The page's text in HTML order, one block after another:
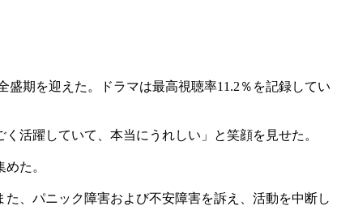
期を迎えた。ドラマは最高視聴率11.2％を記録してい
活躍していて、本当にうれしい」と笑顔を見せた。
た。
、パニック障害および不安障害を訴え、活動を中断し